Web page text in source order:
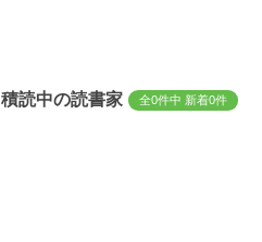
積読中の読書家 全0件中 新着0件